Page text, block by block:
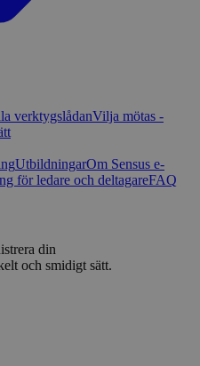
verktygslådanVilja mötas -
UtbildningarOm Sensus e-
för ledare och deltagareFAQ
din
och smidigt sätt.